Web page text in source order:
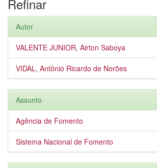
Refinar
Autor
VALENTE JUNIOR, Airton Saboya
VIDAL, Antônio Ricardo de Norões
Assunto
Agência de Fomento
Sistema Nacional de Fomento